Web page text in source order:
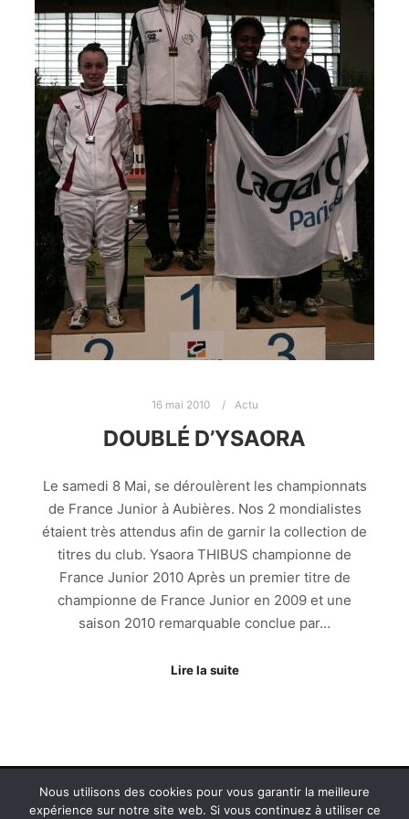
16 mai 2010 Actu
DOUBLÉ D’YSAORA
Le samedi 8 Mai, se déroulèrent les championnats
de France Junior à Aubières. Nos 2 mondialistes
étaient très attendus afin de garnir la collection de
titres du club. Ysaora THIBUS championne de
France Junior 2010 Après un premier titre de
championne de France Junior en 2009 et une
saison 2010 remarquable conclue par…
Lire la suite
Nous utilisons des cookies pour vous garantir la meilleure
expérience sur notre site web. Si vous continuez à utiliser ce